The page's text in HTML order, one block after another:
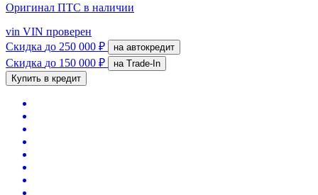
Оригинал ПТС в наличии
vin VIN проверен
Скидка до 250 000 ₽ на автокредит
Скидка до 150 000 ₽
на Trade-In
Купить в кредит